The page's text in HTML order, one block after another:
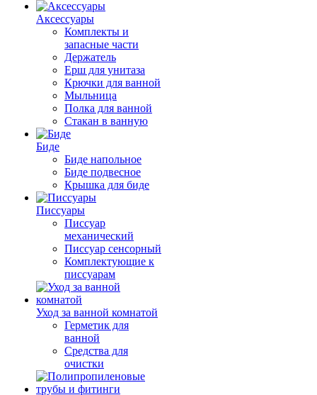
Аксессуары
Комплекты и
запасные части
Держатель
Ерш для унитаза
Крючки для ванной
Мыльница
Полка для ванной
Стакан в ванную
Биде
Биде напольное
Биде подвесное
Крышка для биде
Писсуары
Писсуар
механический
Писсуар сенсорный
Комплектующие к
писсуарам
Уход за ванной комнатой
Герметик для
ванной
Средства для
очистки